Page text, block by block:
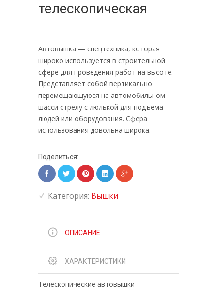
телескопическая
Автовышка — спецтехника, которая
широко используется в строительной
сфере для проведения работ на высоте.
Представляет собой вертикально
перемещающуюся на автомобильном
шасси стрелу с люлькой для подъема
людей или оборудования. Сфера
использования довольна широка.
Поделиться:
Категория: Вышки
ОПИСАНИЕ
ХАРАКТЕРИСТИКИ
Телескопические автовышки –